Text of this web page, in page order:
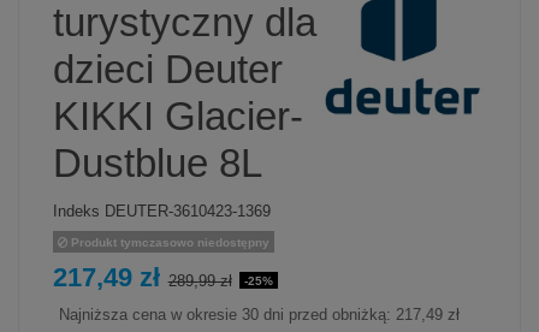
turystyczny dla
dzieci Deuter
KIKKI Glacier-
Dustblue 8L
Indeks DEUTER-3610423-1369
Produkt tymczasowo niedostępny
217,49 zł 289,99 zł -25%
Najniższa cena w okresie 30 dni przed obniżką: 217,49 zł